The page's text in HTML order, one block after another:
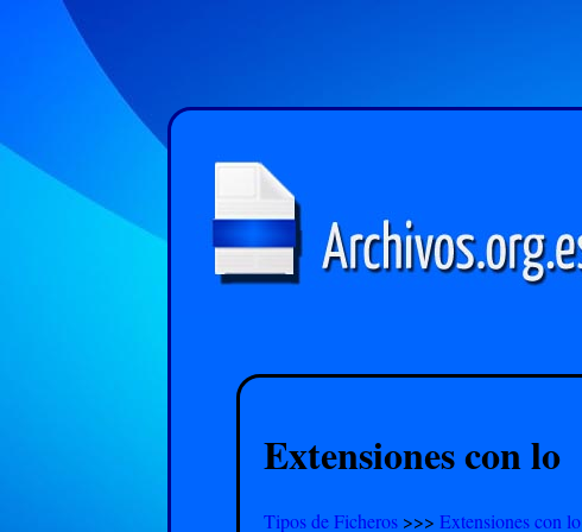
Extensiones con lo
Tipos de Ficheros >>> Extensiones con lo